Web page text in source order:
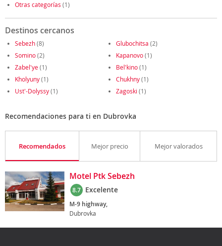
Otras categorías (1)
Destinos cercanos
Sebezh(8) Glubochitsa (2)
Somino(2) Kapanovo(1)
Zabel'ye(1) Bel'kino(1)
Kholyuny(1) Chukhny(1)
Ust'-Dolyssy(1) Zagoski (1)
Recomendaciones para ti en Dubrovka
Recomendados Mejor precio Mejor valorados
Motel Ptk Sebezh
8.7 Excelente
M-9 highway,
Dubrovka